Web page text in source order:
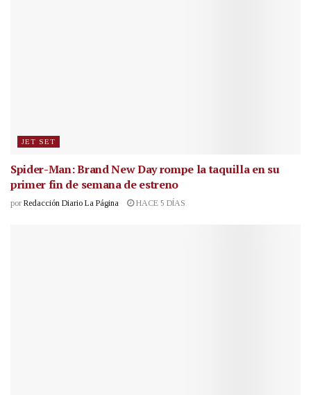
JET SET
Spider-Man: Brand New Day rompe la taquilla en su
primer fin de semana de estreno
por Redacción Diario La Página HACE 5 DÍAS